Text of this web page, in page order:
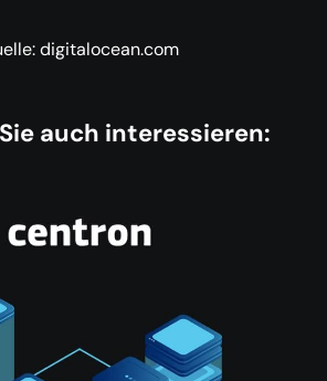
digitalocean.com
auch interessieren: